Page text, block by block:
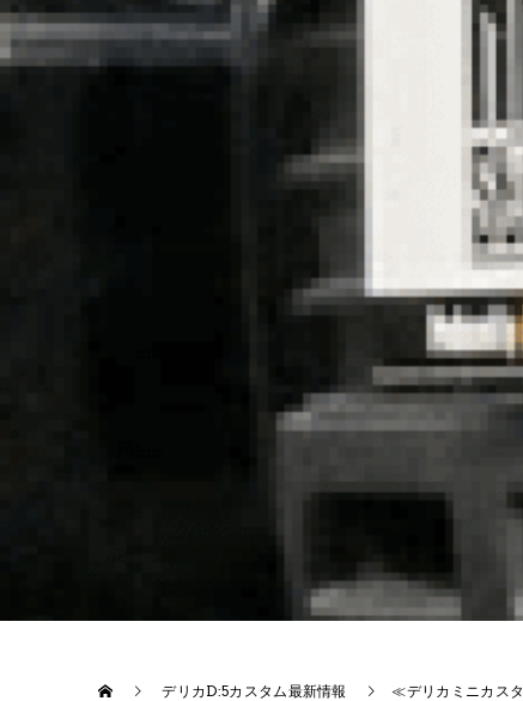
デリカD:5カスタム最新情報 ≪デリカミニカス